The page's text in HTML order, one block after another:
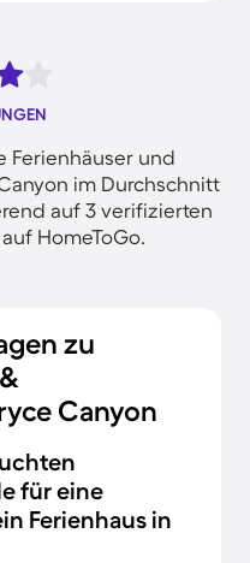
Ferienhäuser und
im Durchschnitt
auf 3 verifizierten
HomeToGo.
zu
Canyon
für eine
Ferienhaus in